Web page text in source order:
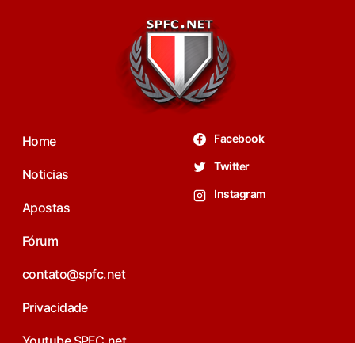
Home
Noticias
Apostas
Fórum
contato@spfc.net
Privacidade
Facebook
Twitter
Instagram